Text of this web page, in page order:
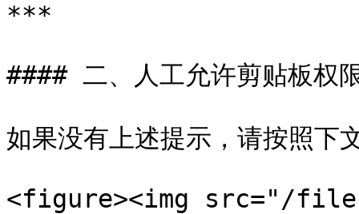
***
#### 二、人工允许剪贴板权
如果没有上述提示，请按照下
<figure><img src="/files/